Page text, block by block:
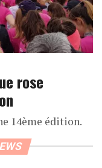
rose
14ème édition.